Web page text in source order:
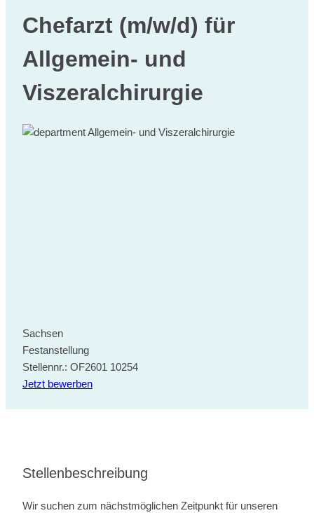
Chefarzt (m/w/d) für
Allgemein- und
Viszeralchirurgie
Allgemein- und Viszeralchirurgie
Sachsen
Festanstellung
Stellennr.: OF2601 10254
Jetzt bewerben
Stellenbeschreibung
Wir suchen zum nächstmöglichen Zeitpunkt für unseren